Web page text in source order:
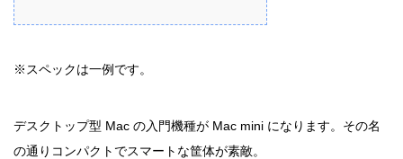
※スペックは一例です。
デスクトップ型 Mac の入門機種が Mac mini になります。その名
の通りコンパクトでスマートな筐体が素敵。